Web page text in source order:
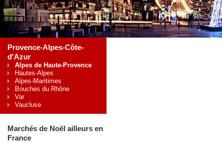
Provence-Alpes-Côte-
d'Azur
Alpes de Haute-Provence
Hautes-Alpes
Alpes-Maritimes
Bouches du Rhône
Var
Vaucluse
Marchés de Noël ailleurs en
France